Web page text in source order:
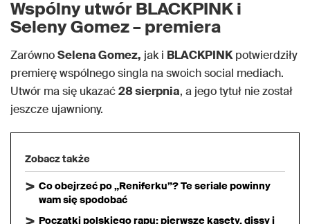
Wspólny utwór BLACKPINK i
Seleny Gomez – premiera
ZarównoSelena Gomez, jak i BLACKPINKpotwierdziły
premierę wspólnego singla na swoich social mediach.
Utwór ma się ukazać28 sierpnia, a jego tytuł nie został
jeszcze ujawniony.
Zobacz także
Co obejrzeć po „Reniferku”? Te seriale powinny
wam się spodobać
Początki polskiego rapu: pierwsze kasety, dissy i